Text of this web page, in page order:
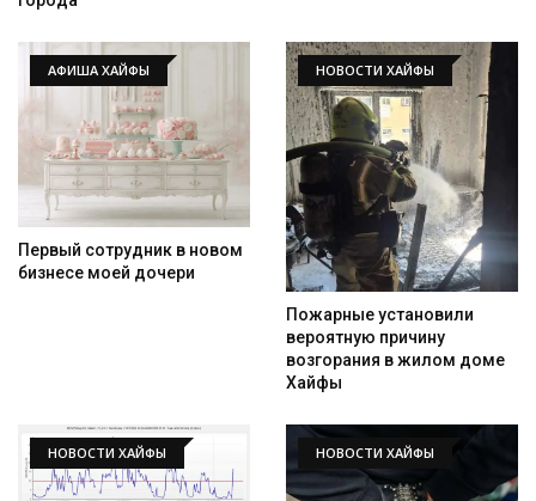
АФИША ХАЙФЫ
Первый сотрудник в новом
бизнесе моей дочери
НОВОСТИ ХАЙФЫ
Пожарные установили
вероятную причину
возгорания в жилом доме
Хайфы
НОВОСТИ ХАЙФЫ НОВОСТИ ХАЙФЫ